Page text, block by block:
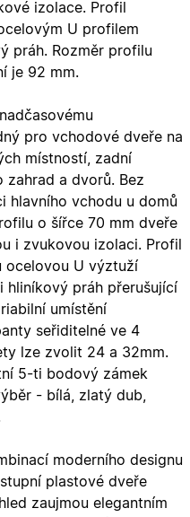
izolace. Profil
U profilem
práh. Rozměr profilu
je 92 mm.
pro vchodové dveře na
místností, zadní
a dvorů. Bez
hlavního vchodu u domů
o šířce 70 mm dveře
i zvukovou izolaci. Profil
ocelovou U výztuží
hliníkový práh přerušující
umístění
seřiditelné ve 4
lze zvolit 24 a 32mm.
5-ti bodový zámek
- bílá, zlatý dub,
moderního designu
plastové dveře
zaujmou elegantním